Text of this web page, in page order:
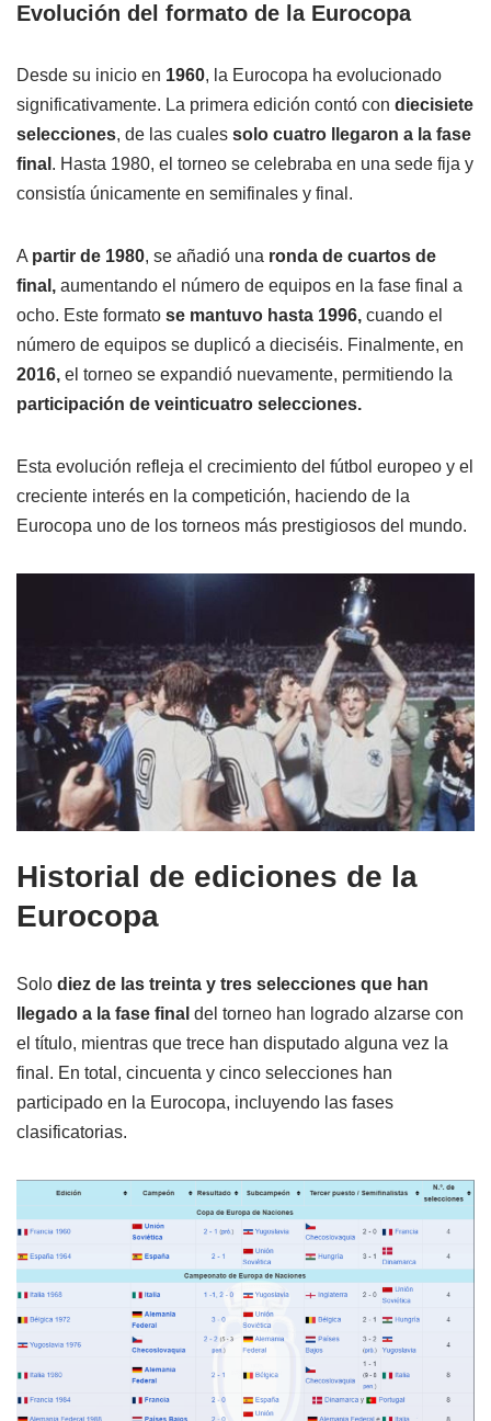
Evolución del formato de la Eurocopa
Desde su inicio en 1960, la Eurocopa ha evolucionado
significativamente. La primera edición contó con diecisiete
selecciones, de las cuales solo cuatro llegaron a la fase
final . Hasta 1980, el torneo se celebraba en una sede fija y
consistía únicamente en semifinales y final.
A partir de 1980, se añadió una ronda de cuartos de
final, aumentando el número de equipos en la fase final a
ocho. Este formato se mantuvo hasta 1996, cuando el
número de equipos se duplicó a dieciséis. Finalmente, en
2016, el torneo se expandió nuevamente, permitiendo la
participación de veinticuatro selecciones.
Esta evolución refleja el crecimiento del fútbol europeo y el
creciente interés en la competición, haciendo de la
Eurocopa uno de los torneos más prestigiosos del mundo.
Historial de ediciones de la
Eurocopa
Solo diez de las treinta y tres selecciones que han
llegado a la fase final del torneo han logrado alzarse con
el título, mientras que trece han disputado alguna vez la
final. En total, cincuenta y cinco selecciones han
participado en la Eurocopa, incluyendo las fases
clasificatorias.